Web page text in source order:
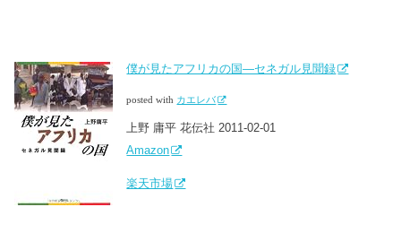
僕が見たアフリカの国―セネガル見聞録
posted with カエレバ
上野 庸平 花伝社 2011-02-01
Amazon
楽天市場